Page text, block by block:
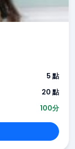
5 點
20 點
100分